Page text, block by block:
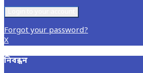
Forgot your password?
X
নিবন্ধন